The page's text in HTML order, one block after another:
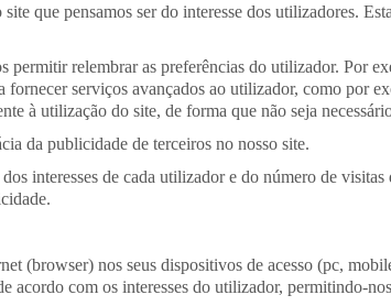
que pensamos ser do interesse dos utilizadores.
relembrar as preferências do utilizador. Por
serviços avançados ao utilizador, como por
à utilização do site, de forma que não seja
da publicidade de terceiros no nosso site.
interesses de cada utilizador e do número de
(browser) nos seus dispositivos de acesso (pc,
acordo com os interesses do utilizador, permitindo-